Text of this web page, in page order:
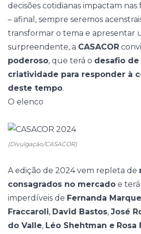
decisões cotidianas impactam
– afinal, sempre seremos
transformar o tema e apresentar
surpreendente, a CASACOR
poderoso, que terá o desafio de
criatividade para responder à
deste tempo.
O elenco
(Divulgação/CASACOR)
A edição de 2024 vem repleta de
consagrados no mercado e
imperdíveis de Fernanda
Fraccaroli, David Bastos, José
do Valle, Léo Shehtman e Rosa